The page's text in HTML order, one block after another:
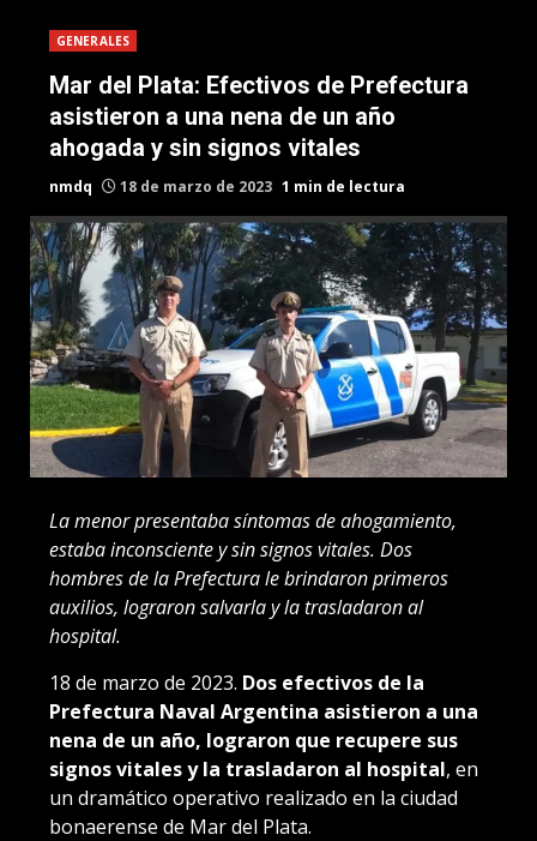
GENERALES
Mar del Plata: Efectivos de Prefectura
asistieron a una nena de un año
ahogada y sin signos vitales
nmdq 18 de marzo de 2023 1 min de lectura
La menor presentaba síntomas de ahogamiento,
estaba inconsciente y sin signos vitales. Dos
hombres de la Prefectura le brindaron primeros
auxilios, lograron salvarla y la trasladaron al
hospital.
18 de marzo de 2023. Dos efectivos de la
Prefectura Naval Argentina asistieron a una
nena de un año, lograron que recupere sus
signos vitales y la trasladaron al hospital, en
un dramático operativo realizado en la ciudad
bonaerense de Mar del Plata.